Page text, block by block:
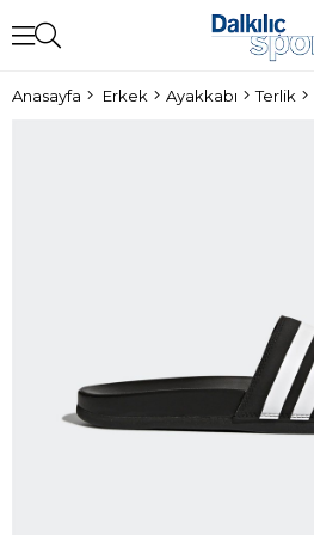
Anasayfa Erkek Ayakkabı Terlik